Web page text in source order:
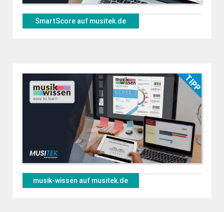
SmartScore auf musitek.de
musik-wissen auf musitek.de